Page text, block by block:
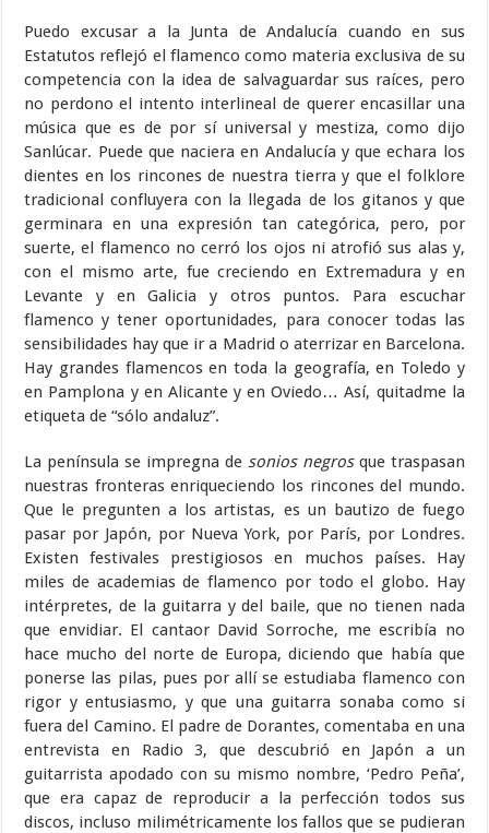
Puedo excusar a la Junta de Andalucía cuando en sus
Estatutos reflejó el flamenco como materia exclusiva de su
competencia con la idea de salvaguardar sus raíces, pero
no perdono el intento interlineal de querer encasillar una
música que es de por sí universal y mestiza, como dijo
Sanlúcar. Puede que naciera en Andalucía y que echara los
dientes en los rincones de nuestra tierra y que el folklore
tradicional confluyera con la llegada de los gitanos y que
germinara en una expresión tan categórica, pero, por
suerte, el flamenco no cerró los ojos ni atrofió sus alas y,
con el mismo arte, fue creciendo en Extremadura y en
Levante y en Galicia y otros puntos. Para escuchar
flamenco y tener oportunidades, para conocer todas las
sensibilidades hay que ir a Madrid o aterrizar en Barcelona.
Hay grandes flamencos en toda la geografía, en Toledo y
en Pamplona y en Alicante y en Oviedo… Así, quitadme la
etiqueta de “sólo andaluz”.
La península se impregna de sonios negrosque traspasan
nuestras fronteras enriqueciendo los rincones del mundo.
Que le pregunten a los artistas, es un bautizo de fuego
pasar por Japón, por Nueva York, por París, por Londres.
Existen festivales prestigiosos en muchos países. Hay
miles de academias de flamenco por todo el globo. Hay
intérpretes, de la guitarra y del baile, que no tienen nada
que envidiar. El cantaor David Sorroche, me escribía no
hace mucho del norte de Europa, diciendo que había que
ponerse las pilas, pues por allí se estudiaba flamenco con
rigor y entusiasmo, y que una guitarra sonaba como si
fuera del Camino. El padre de Dorantes, comentaba en una
entrevista en Radio 3, que descubrió en Japón a un
guitarrista apodado con su mismo nombre, ‘Pedro Peña’,
que era capaz de reproducir a la perfección todos sus
discos, incluso milimétricamente los fallos que se pudieran